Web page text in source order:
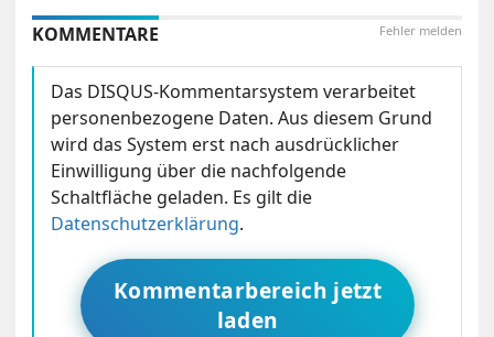
Fehler melden
KOMMENTARE
Das DISQUS-Kommentarsystem verarbeitet
personenbezogene Daten. Aus diesem Grund
wird das System erst nach ausdrücklicher
Einwilligung über die nachfolgende
Schaltfläche geladen. Es gilt die
Datenschutzerklärung.
Kommentarbereich jetzt
laden